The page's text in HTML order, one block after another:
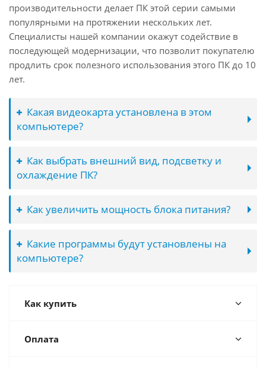
производительности делает ПК этой серии самыми
популярными на протяжении нескольких лет.
Специалисты нашей компании окажут содействие в
последующей модернизации, что позволит покупателю
продлить срок полезного использования этого ПК до 10
лет.
Какая видеокарта установлена в этом
компьютере?
Как выбрать внешний вид, подсветку и
охлаждение ПК?
Как увеличить мощность блока питания?
Какие программы будут установлены на
компьютере?
Как купить
Оплата